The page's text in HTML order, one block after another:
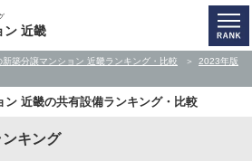
ン 近畿
新築分譲マンション 近畿ランキング・比較
2023年版
ン 近畿の共有設備ランキング・比較
キング